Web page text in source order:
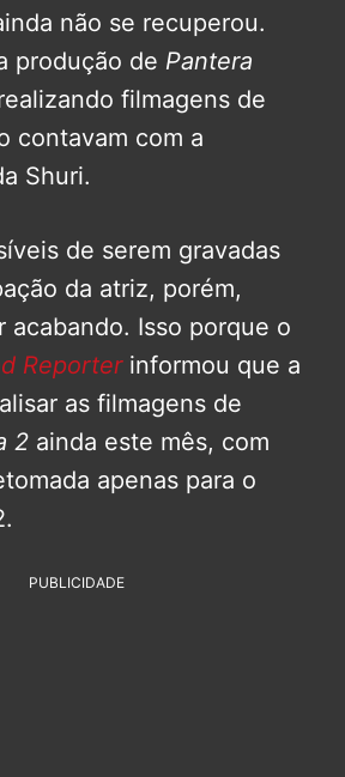
não se recuperou.
produção de Pantera
filmagens de
contavam com a
Shuri.
de serem gravadas
da atriz, porém,
acabando. Isso porque o
Reporterinformou que a
as filmagens de
2 ainda este mês, com
apenas para o
PUBLICIDADE